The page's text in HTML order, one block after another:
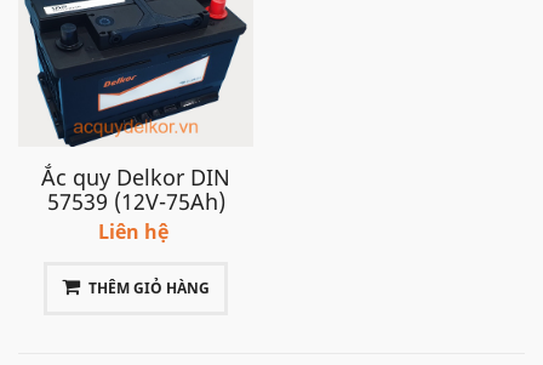
khách.
Xe Mercedes A150 đời 2005 sử dụng
ắc quy loại có kích thước DIN 70Ah,
DIN 75AH,
Ắc quy Delkor DIN
57539 (12V-75Ah)
Liên hệ
THÊM GIỎ HÀNG